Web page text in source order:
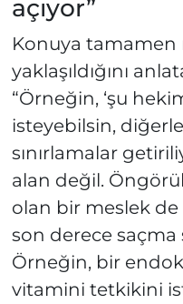
açıyor”
Konuya tamamen
yaklaşıldığını
“Örneğin, ‘şu
isteyebilsin,
sınırlamalar
alan değil.
olan bir meslek de
son derece saçma
Örneğin, bir
vitamini tetkikini